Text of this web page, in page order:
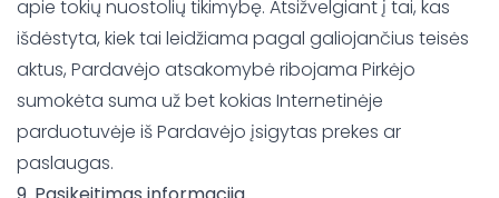
apie tokių nuostolių tikimybę. Atsižvelgiant į tai, kas
išdėstyta, kiek tai leidžiama pagal galiojančius teisės
aktus, Pardavėjo atsakomybė ribojama Pirkėjo
sumokėta suma už bet kokias Internetinėje
parduotuvėje iš Pardavėjo įsigytas prekes ar
paslaugas.